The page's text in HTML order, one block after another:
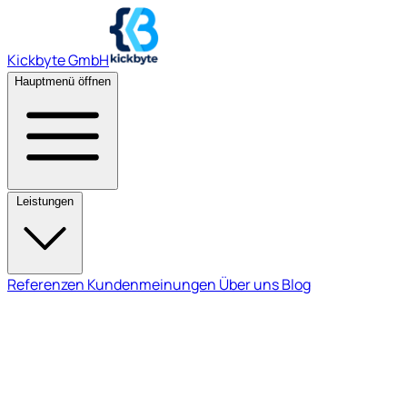
Kickbyte GmbH
Hauptmenü öffnen
Referenzen Kundenmeinungen Über unsBlog